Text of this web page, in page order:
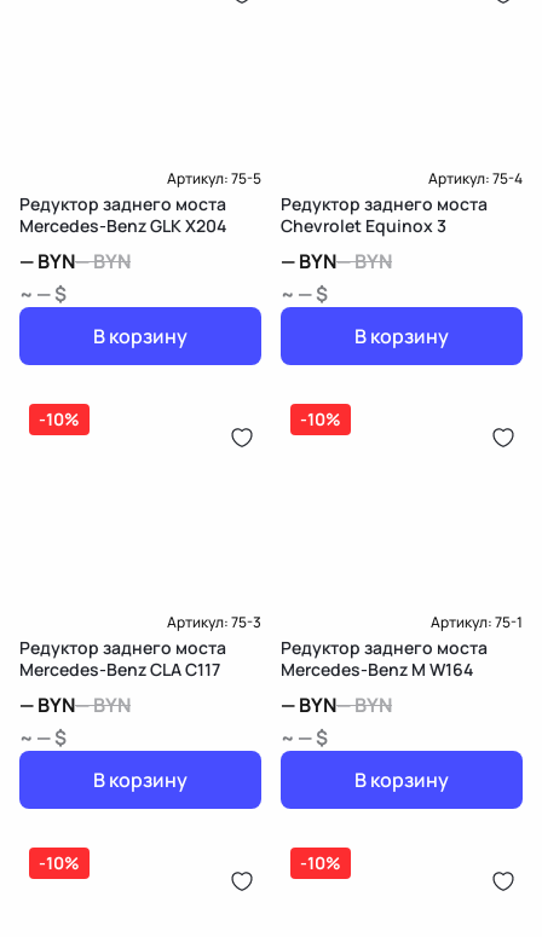
Артикул:75-5
Редуктор заднего моста
Mercedes-Benz GLK X204
—BYN—BYN
~ — $
В корзину
Артикул:75-4
Редуктор заднего моста
Chevrolet Equinox 3
—BYN—BYN
~ — $
В корзину
-10%
Артикул:75-3
Редуктор заднего моста
Mercedes-Benz CLA C117
—BYN—BYN
~ — $
В корзину
-10%
Артикул:75-1
Редуктор заднего моста
Mercedes-Benz M W164
—BYN—BYN
~ — $
В корзину
-10% -10%